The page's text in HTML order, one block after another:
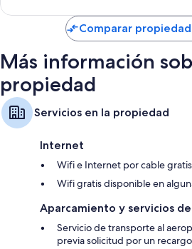
Televisiones de pantalla plana con
Balcones, refrigeradores y teteras/
Comparar
Más información
propiedad
Servicios en la propiedad
Internet
Wifi e Internet por cable
Wifi gratis disponible en
Aparcamiento y servicios
Servicio de transporte al
previa solicitud por un recargo